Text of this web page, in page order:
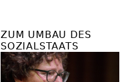
ZUM UMBAU DES
SOZIALSTAATS